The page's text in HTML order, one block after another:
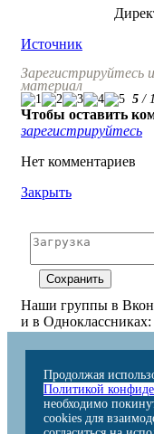
Источник
Зарегистрируйтесь
материал
5 /
Чтобы оставить
зарегистрируйтесь
Нет комментариев
Закрыть
Наши группы в
и в Одноклассниках:
Продолжая
Политикой
необходимо
cookies для